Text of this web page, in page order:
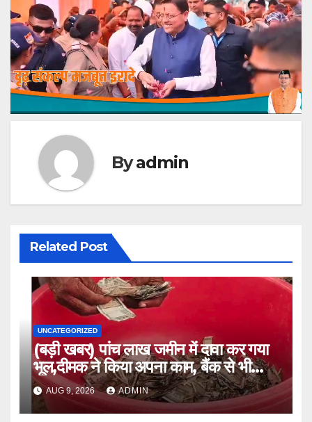
Byadmin
Related Post
UNCATEGORIZED
(बड़ी खबर) पांच लाख जमीन में दावा कर गया
भूल,दीमक ने किया अपना काम, बैंक से भी
लौटा हताश ।।
AUG 9, 2026 ADMIN